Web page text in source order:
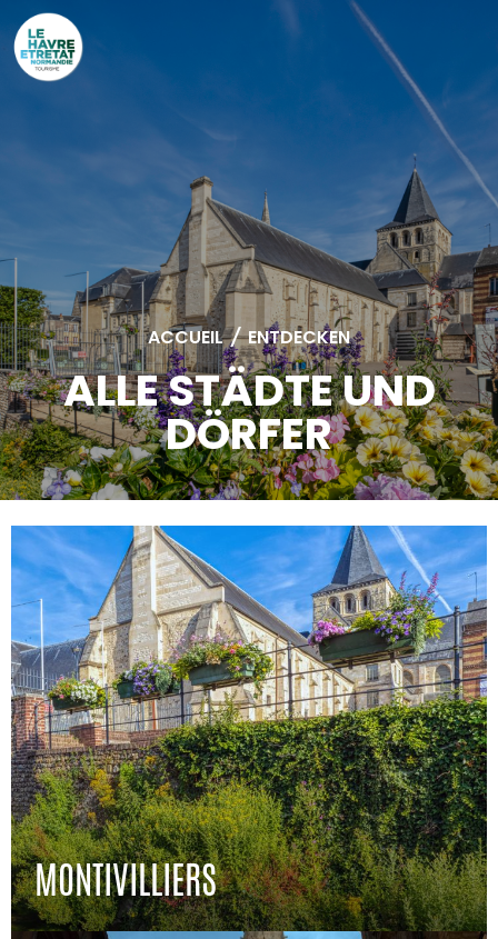
ACCUEIL / ENTDECKEN
ALLE STÄDTE UND
DÖRFER
MONTIVILLIERS
Cookies management panel